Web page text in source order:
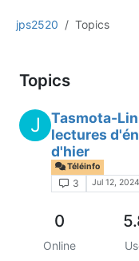
jps2520 Topics
Topics
J
Tasmota-
lectures
d'hier
Téléinfo
3 Jul 12,
0
Online